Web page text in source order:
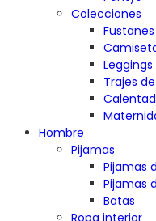
Colecciones
Trajes
Hombre
Pijamas
Pijamas
Pijamas
Batas